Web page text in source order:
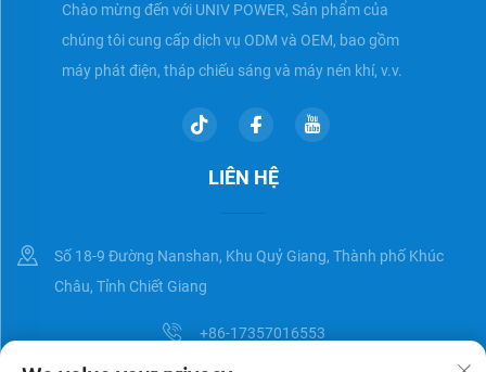
Chào mừng đến với UNIV POWER, Sản phẩm của
chúng tôi cung cấp dịch vụ ODM và OEM, bao gồm
máy phát điện, tháp chiếu sáng và máy nén khí, v.v.
LIÊN HỆ
Số 18-9 Đường Nanshan, Khu Quỷ Giang, Thành phố Khúc
Châu, Tỉnh Chiết Giang
+86-17357016553